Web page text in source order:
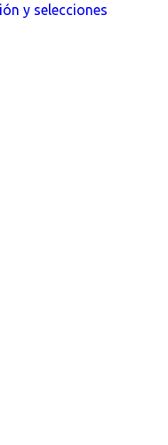
y selecciones